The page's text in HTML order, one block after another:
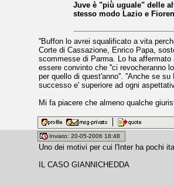
Juve è "più uguale" delle
stesso modo Lazio e
''Buffon lo avrei squalificato a vita
Corte di Cassazione, Enrico Papa,
scommesse di Parma. Lo ha
essere convinto che ''ci revocheranno
per quello di quest'anno''. ''Anche se
successo e' superiore ad ogni
Mi fa piacere che almeno qualche
Inviato: 20-05-2006 18:48
Uno dei motivi per cui l'Inter ha pochi
IL CASO GIANNICHEDDA